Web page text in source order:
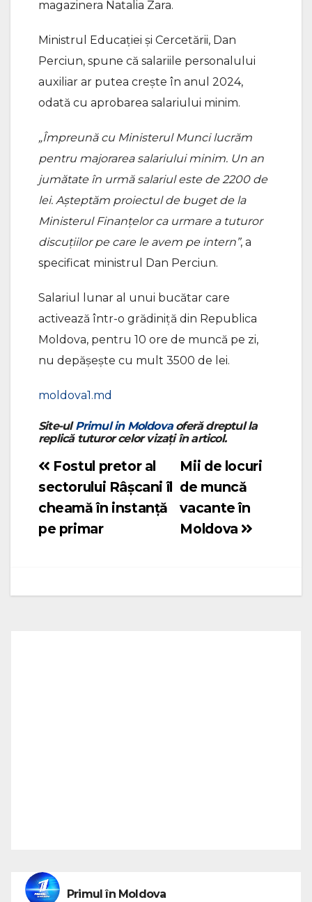
magazinera Natalia Zara.
Ministrul Educației și Cercetării, Dan
Perciun, spune că salariile personalului
auxiliar ar putea crește în anul 2024,
odată cu aprobarea salariului minim.
„Împreună cu Ministerul Munci lucrăm
pentru majorarea salariului minim. Un an
jumătate în urmă salariul este de 2200 de
lei. Așteptăm proiectul de buget de la
Ministerul Finanțelor ca urmare a tuturor
discuțiilor pe care le avem pe intern”, a
specificat ministrul Dan Perciun.
Salariul lunar al unui bucătar care
activează într-o grădiniță din Republica
Moldova, pentru 10 ore de muncă pe zi,
nu depășește cu mult 3500 de lei.
moldova1.md
Site-ulPrimul in Moldovaoferă dreptul la
replică tuturor celor vizați în articol.
Navigare
în
articole
Mii de locuri
de muncă
vacante în
Moldova
Fostul pretor al
sectorului Râșcani îl
cheamă în instanță
pe primar
Primul în Moldova